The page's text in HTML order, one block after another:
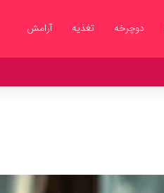
دوچرخه تغذیه آرامش